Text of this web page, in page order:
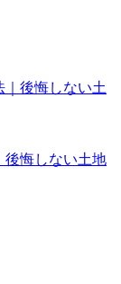
後悔しない土地